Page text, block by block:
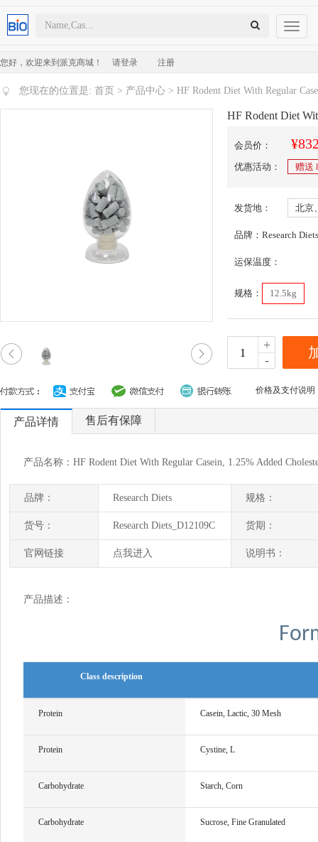
您好，欢迎来到派克商城！ 请登录 注册
Toggle
您现在的位置是: 首页 > 产品中心 > HF Rodent Diet With Regular
HF Rodent Diet
会员价：
优惠活动： 赠送
发货地： 北京
品牌：Research Diets
运保温度：
规格： 12.5kg
+
-
价格及支付说明
产品详情 售后有保障
产品名称：HF Rodent Diet With Regular Casein, 1.25% Added
品牌： Research Diets 规格：
货号： Research Diets_D12109C 货期：
官网链接 点我进入 说明书：
产品描述：
Class description
Protein Casein, Lactic, 30 Mesh
Protein Cystine, L
Carbohydrate Starch, Corn
Carbohydrate Sucrose, Fine Granulated